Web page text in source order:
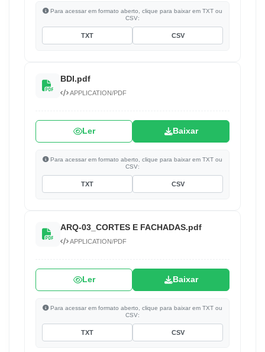
Para acessar em formato aberto, clique para baixar em TXT ou
CSV:
TXT CSV
BDI.pdf
APPLICATION/PDF
Ler Baixar
Para acessar em formato aberto, clique para baixar em TXT ou
CSV:
TXT CSV
ARQ-03_CORTES E FACHADAS.pdf
APPLICATION/PDF
Ler Baixar
Para acessar em formato aberto, clique para baixar em TXT ou
CSV:
TXT CSV